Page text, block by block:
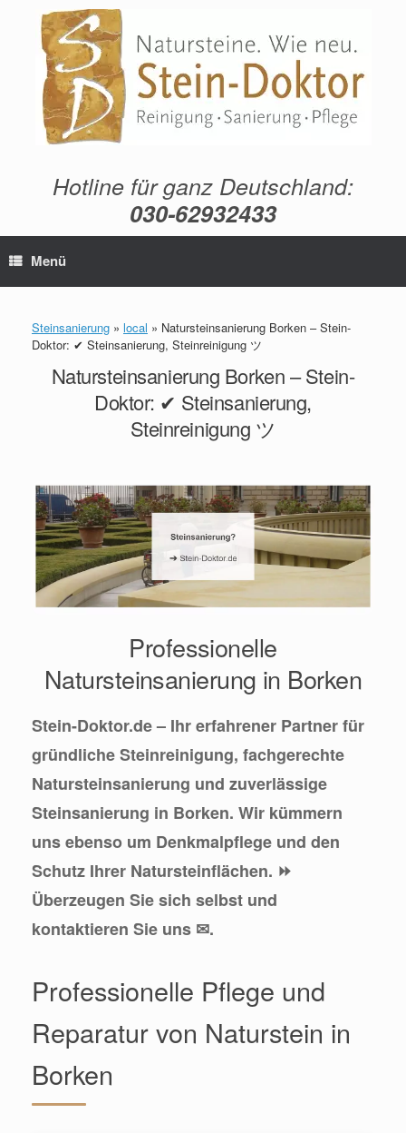
springen
Hotline für ganz Deutschland:
030-62932433
Menü
Steinsanierung » local » Natursteinsanierung Borken – Stein-
Doktor: ✔ Steinsanierung, Steinreinigung ツ
Natursteinsanierung Borken – Stein-
Doktor: ✔ Steinsanierung,
Steinreinigung ツ
Professionelle
Natursteinsanierung in Borken
Stein-Doktor.de – Ihr erfahrener Partner für
gründliche Steinreinigung, fachgerechte
Natursteinsanierung und zuverlässige
Steinsanierung in Borken. Wir kümmern
uns ebenso um Denkmalpflege und den
Schutz Ihrer Natursteinflächen. ⏩
Überzeugen Sie sich selbst und
kontaktieren Sie uns ✉.
Professionelle Pflege und
Reparatur von Naturstein in
Borken